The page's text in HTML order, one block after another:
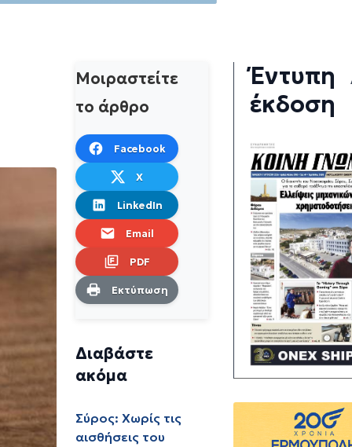
Μοιραστείτε
το άρθρο
Facebook
X
LinkedIn
Email
PDF
Εκτύπωση
Διαβάστε
ακόμα
Σύρος: Χωρίς τις
αισθήσεις του
Έντυπη
έκδοση